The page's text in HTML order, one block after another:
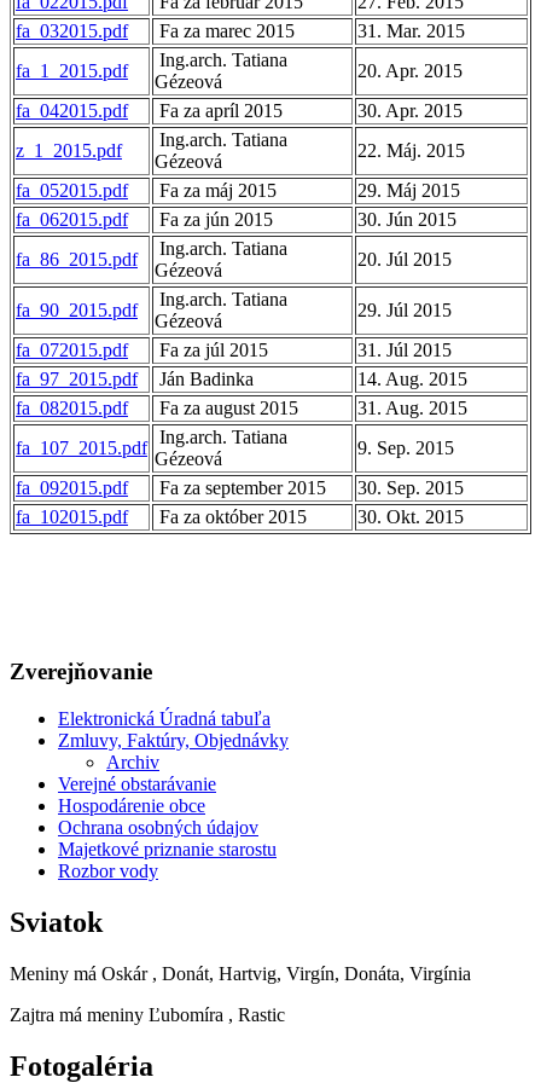
fa_032015.pdf
Fa za marec 2015
31. Mar. 2015
fa_1_2015.pdf
Ing.arch. Tatiana
Gézeová
20. Apr. 2015
fa_042015.pdf
Fa za apríl 2015
30. Apr. 2015
z_1_2015.pdf
Ing.arch. Tatiana
Gézeová
22. Máj. 2015
fa_052015.pdf
Fa za máj 2015
29. Máj 2015
fa_062015.pdf
Fa za jún 2015
30. Jún 2015
fa_86_2015.pdf
Ing.arch. Tatiana
Gézeová
20. Júl 2015
fa_90_2015.pdf
Ing.arch. Tatiana
Gézeová
29. Júl 2015
fa_072015.pdf
Fa za júl 2015
31. Júl 2015
fa_97_2015.pdf
Ján Badinka
14. Aug. 2015
fa_082015.pdf
Fa za august 2015
31. Aug. 2015
fa_107_2015.pdf
Ing.arch. Tatiana
Gézeová
9. Sep. 2015
fa_092015.pdf
Fa za september 2015
30. Sep. 2015
fa_102015.pdf
Fa za október 2015 30. Okt. 2015
Zverejňovanie
Elektronická Úradná tabuľa
Zmluvy, Faktúry, Objednávky
Archiv
Verejné obstarávanie
Hospodárenie obce
Ochrana osobných údajov
Majetkové priznanie starostu
Rozbor vody
Sviatok
Meniny má Oskár , Donát, Hartvig, Virgín, Donáta, Virgínia
Zajtra má meniny Ľubomíra , Rastic
Fotogaléria